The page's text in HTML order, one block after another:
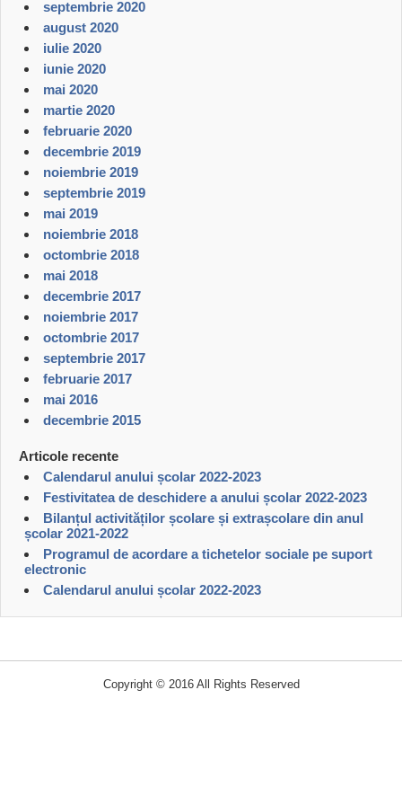
septembrie 2020
august 2020
iulie 2020
iunie 2020
mai 2020
martie 2020
februarie 2020
decembrie 2019
noiembrie 2019
septembrie 2019
mai 2019
noiembrie 2018
octombrie 2018
mai 2018
decembrie 2017
noiembrie 2017
octombrie 2017
septembrie 2017
februarie 2017
mai 2016
decembrie 2015
Articole recente
Calendarul anului școlar 2022-2023
Festivitatea de deschidere a anului școlar 2022-2023
Bilanțul activităților școlare și extrașcolare din anul
școlar 2021-2022
Programul de acordare a tichetelor sociale pe suport
electronic
Calendarul anului școlar 2022-2023
Copyright © 2016 All Rights Reserved